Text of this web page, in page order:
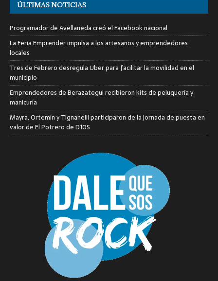
ÚLTIMAS NOTICIAS
Programador de Avellaneda creó el Facebook nacional
La Feria Emprender impulsa a los artesanos y emprendedores
locales
Tres de Febrero desregula Uber para facilitar la movilidad en el
municipio
Emprendedores de Berazategui recibieron kits de peluquería y
manicuría
Mayra, Ortemín y Tignanelli participaron de la jornada de puesta en
valor de El Potrero de D10S